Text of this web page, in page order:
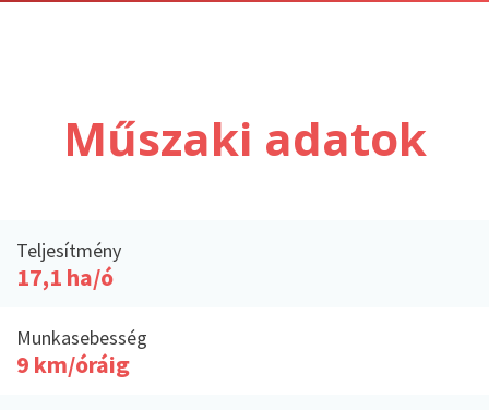
Műszaki adatok
Teljesítmény
17,1 ha/ó
Munkasebesség
9 km/óráig